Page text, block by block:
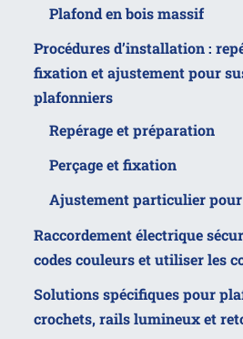
Plafond en bois massif
Procédures d’installation :
fixation et ajustement pour
plafonniers
Repérage et préparation
Perçage et fixation
Ajustement particulier
Raccordement électrique
codes couleurs et utiliser les
Solutions spécifiques pour
crochets, rails lumineux et